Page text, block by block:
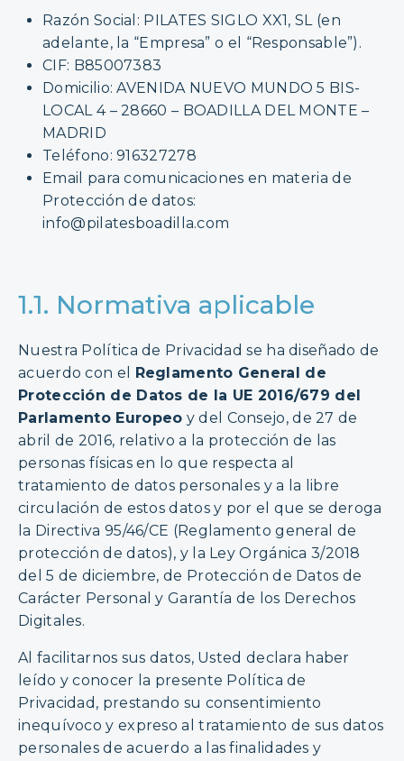
Razón Social: PILATES SIGLO XX1, SL (en
adelante, la “Empresa” o el “Responsable”).
CIF: B85007383
Domicilio: AVENIDA NUEVO MUNDO 5 BIS-
LOCAL 4 – 28660 – BOADILLA DEL MONTE –
MADRID
Teléfono: 916327278
Email para comunicaciones en materia de
Protección de datos:
info@pilatesboadilla.com
1.1. Normativa aplicable
Nuestra Política de Privacidad se ha diseñado de
acuerdo con el
Reglamento General de
Protección de Datos de la UE 2016/679 del
Parlamento Europeo y del Consejo, de 27 de
abril de 2016, relativo a la protección de las
personas físicas en lo que respecta al
tratamiento de datos personales y a la libre
circulación de estos datos y por el que se deroga
la Directiva 95/46/CE (Reglamento general de
protección de datos), y la Ley Orgánica 3/2018
del 5 de diciembre, de Protección de Datos de
Carácter Personal y Garantía de los Derechos
Digitales.
Al facilitarnos sus datos, Usted declara haber
leído y conocer la presente Política de
Privacidad, prestando su consentimiento
inequívoco y expreso al tratamiento de sus datos
personales de acuerdo a las finalidades y